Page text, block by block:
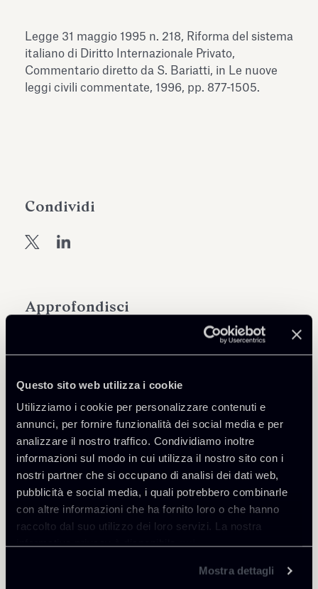
Questo sito web utilizza i cookie
Utilizziamo i cookie per personalizzare contenuti e
annunci, per fornire funzionalità dei social media e per
analizzare il nostro traffico. Condividiamo inoltre
informazioni sul modo in cui utilizza il nostro sito con i
nostri partner che si occupano di analisi dei dati web,
pubblicità e social media, i quali potrebbero combinarle
con altre informazioni che ha fornito loro o che hanno
raccolto dal suo utilizzo dei loro servizi. La nostra
informativa privacy è disponibilequi.
Mostra dettagli
Torlonia
Approfondisci
Legge 31 maggio 1995 n. 218, Riforma del sistema
italiano di Diritto Internazionale Privato,
Commentario diretto da S. Bariatti, in Le nuove
leggi civili commentate, 1996, pp. 877-1505.
Condividi
Torna agli Insights